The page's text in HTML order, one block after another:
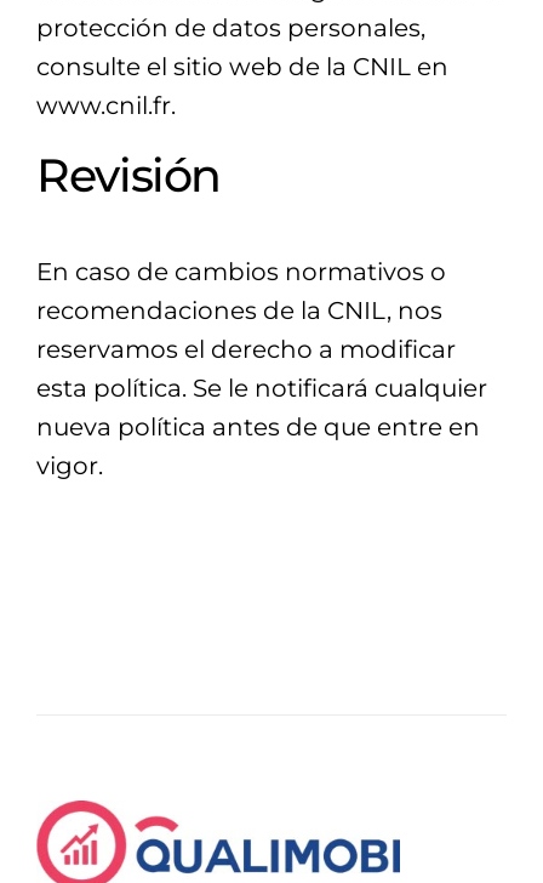
protección de datos personales,
consulte el sitio web de la CNIL en
www.cnil.fr.
Revisión
En caso de cambios normativos o
recomendaciones de la CNIL, nos
reservamos el derecho a modificar
esta política. Se le notificará cualquier
nueva política antes de que entre en
vigor.